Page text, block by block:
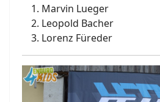
Marvin Lueger
Leopold Bacher
Lorenz Füreder